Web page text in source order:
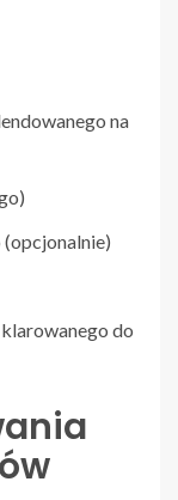
na
(opcjonalnie)
do